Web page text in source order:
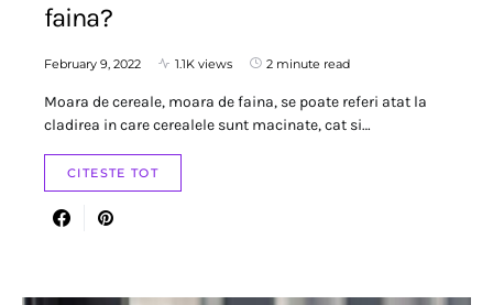
faina?
February 9, 2022 1.1K views 2 minute read
Moara de cereale, moara de faina, se poate referi atat la
cladirea in care cerealele sunt macinate, cat si…
CITESTE TOT